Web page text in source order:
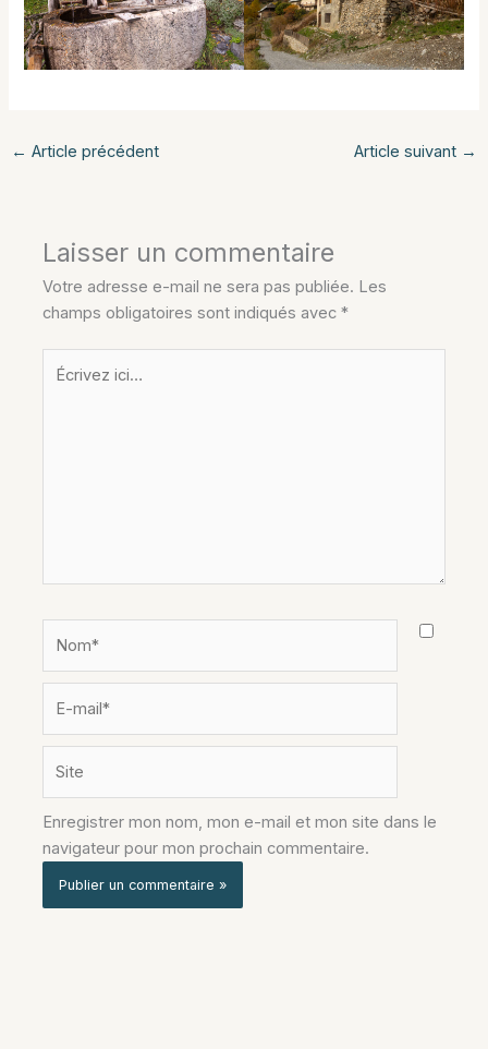
← Article précédent Article suivant →
Laisser un commentaire
Votre adresse e-mail ne sera pas publiée. Les
champs obligatoires sont indiqués avec*
Écrivez
mail*
Enregistrer mon nom, mon e-mail et mon site dans le
navigateur pour mon prochain commentaire.